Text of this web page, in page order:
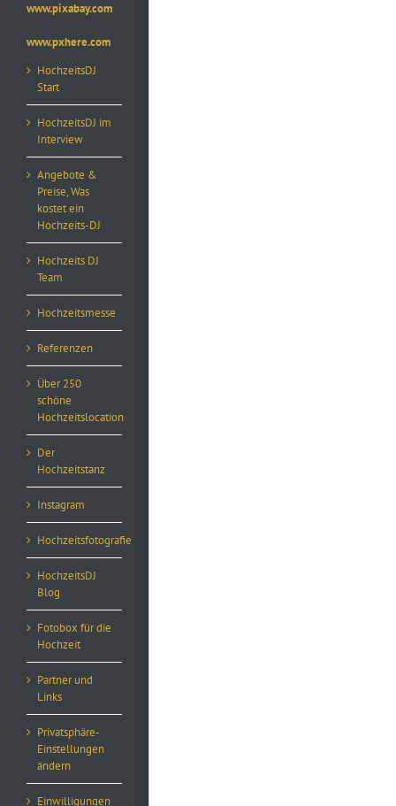
www.pixabay.com
www.pxhere.com
HochzeitsDJ
Start
HochzeitsDJ im
Interview
Angebote &
Preise, Was
kostet ein
Hochzeits-DJ
Hochzeits DJ
Team
Hochzeitsmesse
Referenzen
Über 250
schöne
Hochzeitslocation
Der
Hochzeitstanz
Instagram
Hochzeitsfotografie
HochzeitsDJ
Blog
Fotobox für die
Hochzeit
Partner und
Links
Privatsphäre-
Einstellungen
ändern
Einwilligungen